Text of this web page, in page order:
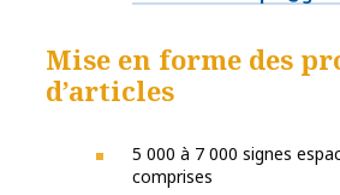
Mise en forme des
d’articles
5 000 à 7 000 signes
comprises